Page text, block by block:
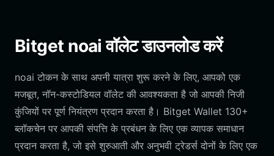
Bitget noai वॉलेट डाउनलोड करें
noai टोकन के साथ अपनी यात्रा शुरू करने के लिए, आपको एक
मजबूत, नॉन-कस्टोडियल वॉलेट की आवश्यकता है जो आपकी निजी
कुंजियों पर पूर्ण नियंत्रण प्रदान करता है। Bitget Wallet 130+
ब्लॉकचेन पर आपकी संपत्ति के प्रबंधन के लिए एक व्यापक समाधान
प्रदान करता है, जो इसे शुरुआती और अनुभवी ट्रेडर्स दोनों के लिए एक